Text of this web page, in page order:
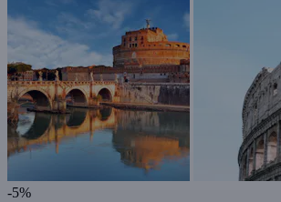
-5%